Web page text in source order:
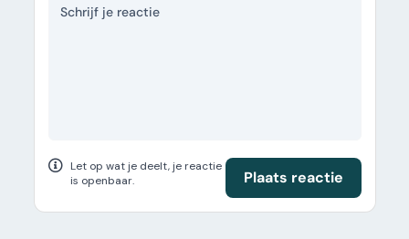
Let op wat je deelt, je reactie
is openbaar.
Plaats reactie